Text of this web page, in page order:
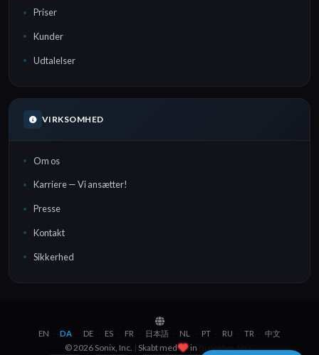
Priser
Kunder
Udtalelser
VIRKSOMHED
Om os
Karriere — Vi ansætter!
Presse
Kontakt
Sikkerhed
EN · DA · DE · ES · FR · 日本語 · NL · PT · RU · TR · 中文
© 2026 Sonix, Inc. | Skabt med in Brooklyn, NYC